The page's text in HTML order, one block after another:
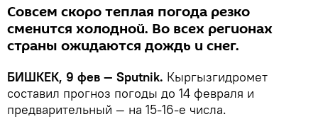
Совсем скоро теплая погода резко
сменится холодной. Во всех регионах
страны ожидаются дождь и снег.
БИШКЕК, 9 фев — Sputnik. Кыргызгидромет
составил прогноз погоды до 14 февраля и
предварительный — на 15-16-е числа.